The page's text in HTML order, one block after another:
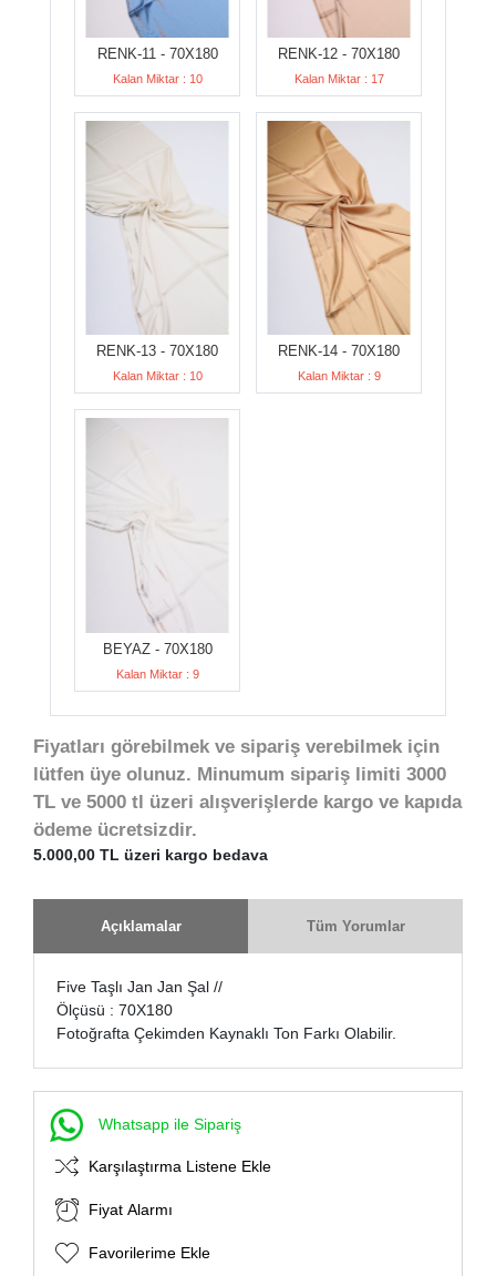
RENK-11 - 70X180
Kalan Miktar : 10
RENK-12 - 70X180
Kalan Miktar : 17
RENK-13 - 70X180
Kalan Miktar : 10
RENK-14 - 70X180
Kalan Miktar : 9
BEYAZ - 70X180
Kalan Miktar : 9
Fiyatları görebilmek ve sipariş verebilmek için
lütfen üye olunuz. Minumum sipariş limiti 3000
TL ve 5000 tl üzeri alışverişlerde kargo ve kapıda
ödeme ücretsizdir.
5.000,00 TL üzeri kargo bedava
Açıklamalar Tüm Yorumlar
Five Taşlı Jan Jan Şal //
Ölçüsü : 70X180
Fotoğrafta Çekimden Kaynaklı Ton Farkı Olabilir.
Whatsapp ile Sipariş
Karşılaştırma Listene Ekle
Fiyat Alarmı
Favorilerime Ekle